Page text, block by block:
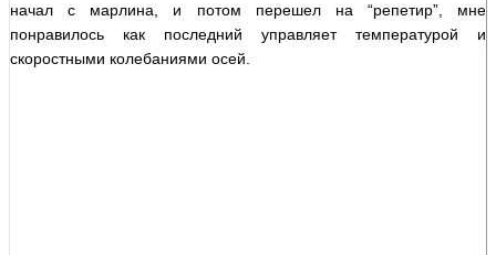
начал с марлина, и потом перешел на “репетир”, мне
понравилось как последний управляет температурой и
скоростными колебаниями осей.